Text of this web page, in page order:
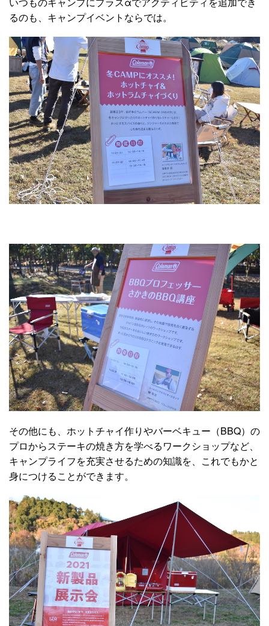
るのも、キャンプイベントならでは。
その他にも、ホットチャイ作りやバーベキュー（BBQ）の
プロからステーキの焼き方を学べるワークショップなど、
キャンプライフを充実させるための知識を、これでもかと
身につけることができます。